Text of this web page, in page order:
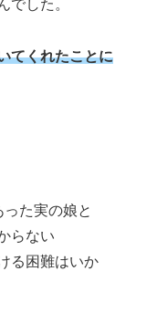
でした。
てくれたことに
た実の娘と
らない
る困難はいか